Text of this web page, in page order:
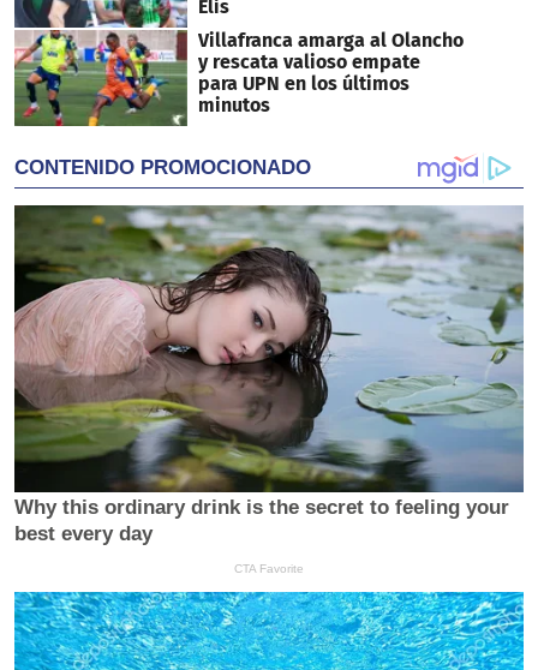
Elis
Villafranca amarga al Olancho
y rescata valioso empate
para UPN en los últimos
minutos